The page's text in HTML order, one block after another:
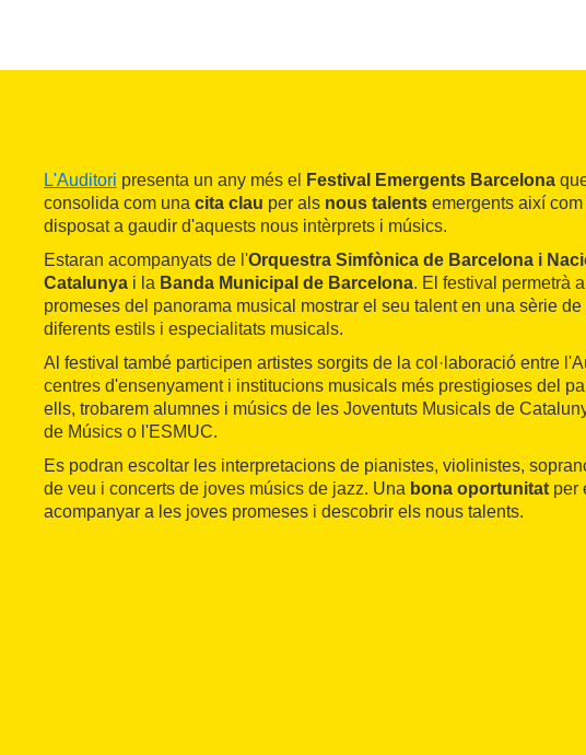
L'Auditori presenta un any més el Festival Emergents Barcelona
consolida com una cita clau per als nous talents emergents així
disposat a gaudir d'aquests nous intèrprets i músics.
Estaran acompanyats de l'Orquestra Simfònica de Barcelona i
Catalunya i la Banda Municipal de Barcelona. El festival permetrà
promeses del panorama musical mostrar el seu talent en una sèrie
diferents estils i especialitats musicals.
Al festival també participen artistes sorgits de la col·laboració entre
centres d'ensenyament i institucions musicals més prestigioses del
ells, trobarem alumnes i músics de les Joventuts Musicals de
de Músics o l'ESMUC.
Es podran escoltar les interpretacions de pianistes, violinistes,
de veu i concerts de joves músics de jazz. Una bona oportunitat per
acompanyar a les joves promeses i descobrir els nous talents.